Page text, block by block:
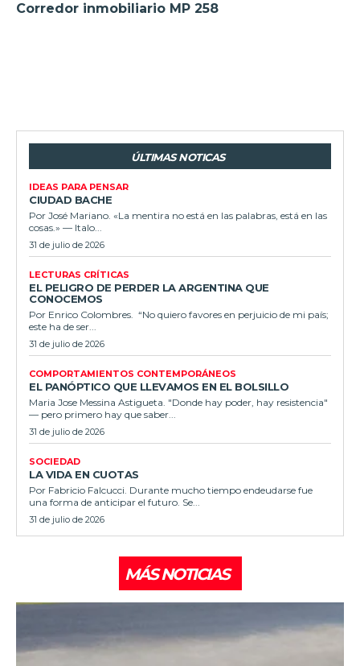
Corredor inmobiliario MP 258
ÚLTIMAS NOTICAS
IDEAS PARA PENSAR
CIUDAD BACHE
Por José Mariano. «La mentira no está en las palabras, está en las
cosas.» — Italo...
31 de julio de 2026
LECTURAS CRÍTICAS
EL PELIGRO DE PERDER LA ARGENTINA QUE
CONOCEMOS
Por Enrico Colombres. “No quiero favores en perjuicio de mi país;
este ha de ser...
31 de julio de 2026
COMPORTAMIENTOS CONTEMPORÁNEOS
EL PANÓPTICO QUE LLEVAMOS EN EL BOLSILLO
Maria Jose Messina Astigueta. "Donde hay poder, hay resistencia"
— pero primero hay que saber...
31 de julio de 2026
SOCIEDAD
LA VIDA EN CUOTAS
Por Fabricio Falcucci. Durante mucho tiempo endeudarse fue
una forma de anticipar el futuro. Se...
31 de julio de 2026
MÁS NOTICIAS